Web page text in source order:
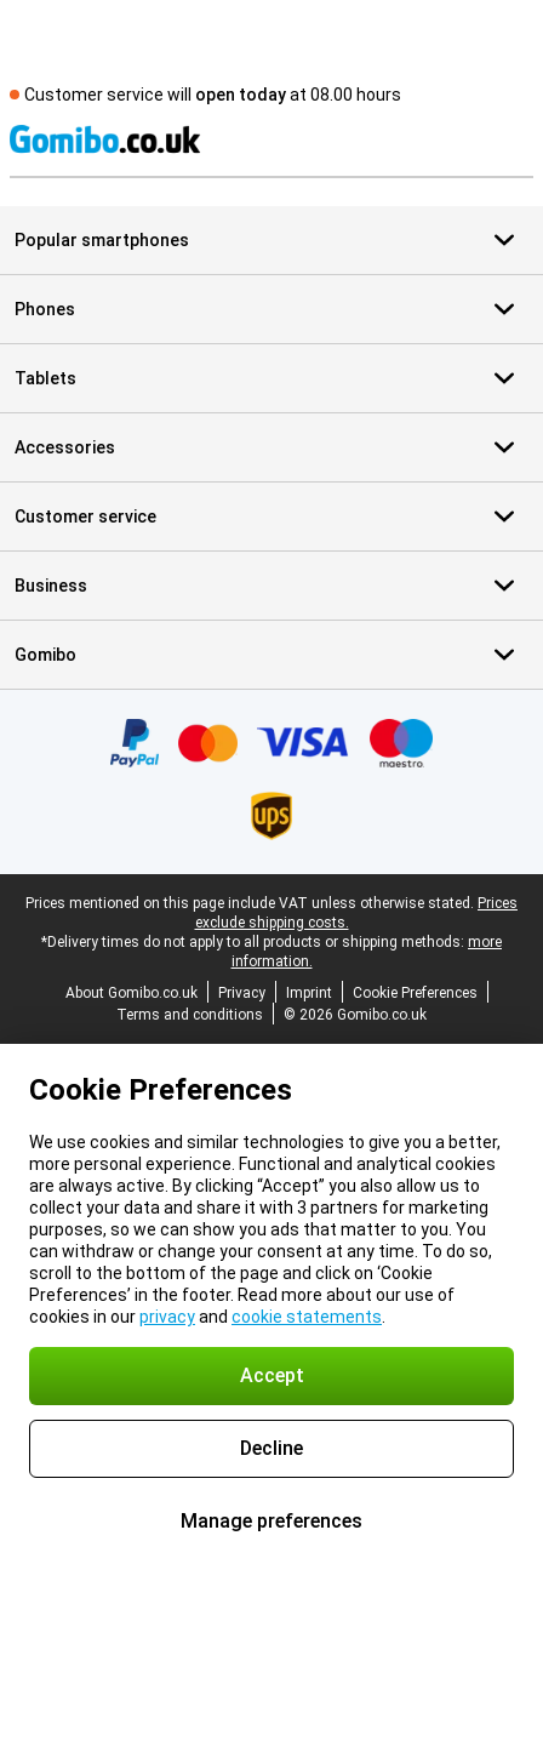
Customer service will open todayat 08.00 hours
Popular smartphones
Phones
Tablets
Accessories
Customer service
Business
Gomibo
Legal footer
Prices mentioned on this page include VAT unless otherwise stated. Prices
exclude shipping costs.
*Delivery times do not apply to all products or shipping methods: more
information.
About Gomibo.co.uk
Privacy Imprint
Cookie Preferences
Terms and conditions
© 2026 Gomibo.co.uk
Cookie Preferences
We use cookies and similar technologies to give you a better,
more personal experience. Functional and analytical cookies
are always active. By clicking “Accept” you also allow us to
collect your data and share it with 3 partners for marketing
purposes, so we can show you ads that matter to you. You
can withdraw or change your consent at any time. To do so,
scroll to the bottom of the page and click on ‘Cookie
Preferences’ in the footer. Read more about our use of
cookies in ourprivacyand cookie statements
Accept
Decline
Manage preferences